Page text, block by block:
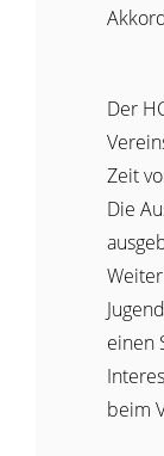
Der
Zeit
Die
einen
beim